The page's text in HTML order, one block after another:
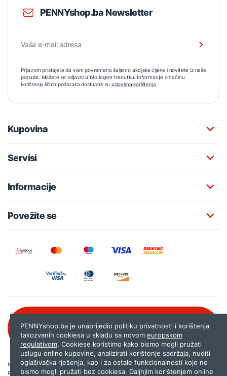
PENNYshop.ba Newsletter
Prijavom pristajete da vam povremeno šaljemo akcijske cijene i novitete iz naše
ponude. Možete se odjaviti u bilo kojem trenutku. Informacije o načinu
korištenja ličnih podataka dostupne su uslovima korištenja.
Kupovina
Servisi
Informacije
Povežite se
080 020 261
Internet trgovina PENNYshop.ba nastoji objavljivati samo provjerene i pravilne
podatke. Ako na našoj stranici otkrijete neistinite, odnosno neadekvatne informacije,
PENNYshop.ba je unaprijedio politiku privatnosti i korištenja
takozvanih cookiesa u skladu sa novom europskom
regulativom. Cookiese koristimo kako bismo mogli pružati
uslugu online kupovine, analizirati korištenje sadržaja, nuditi
oglašivačka rješenja, kao i za ostale funkcionalnosti koje ne
bismo mogli pružati bez cookiesa. Daljnjim korištenjem online